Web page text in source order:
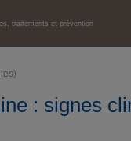
traitements et prévention
: signes